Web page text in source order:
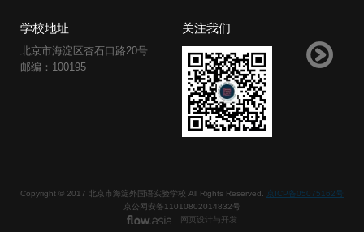
学校地址
北京市海淀区杏石口路20号
邮编：100195
关注我们
Copyright © 2017 北京市海淀外国语实验学校 All Rights Reserved. 京ICP备05075162号
京公网安备11010802014832号
网页设计与开发